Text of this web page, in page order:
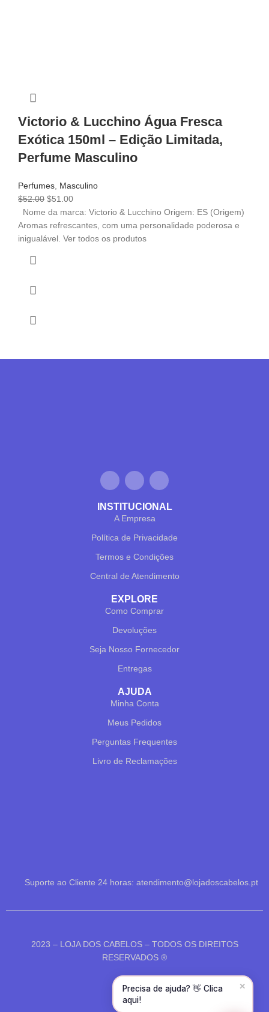
Victorio & Lucchino Água Fresca
Exótica 150ml – Edição Limitada,
Perfume Masculino
Perfumes, Masculino
$52.00 $51.00
Nome da marca: Victorio & Lucchino Origem: ES (Origem)
Aromas refrescantes, com uma personalidade poderosa e
inigualável. Ver todos os produtos
INSTITUCIONAL
A Empresa
Política de Privacidade
Termos e Condições
Central de Atendimento
EXPLORE
Como Comprar
Devoluções
Seja Nosso Fornecedor
Entregas
AJUDA
Minha Conta
Meus Pedidos
Perguntas Frequentes
Livro de Reclamações
Suporte ao Cliente 24 horas: atendimento@lojadoscabelos.pt
2023 – LOJA DOS CABELOS – TODOS OS DIREITOS
RESERVADOS ®
Precisa de ajuda? 👋 Clica
aqui!
✕
Online agora
CONTINUAR →